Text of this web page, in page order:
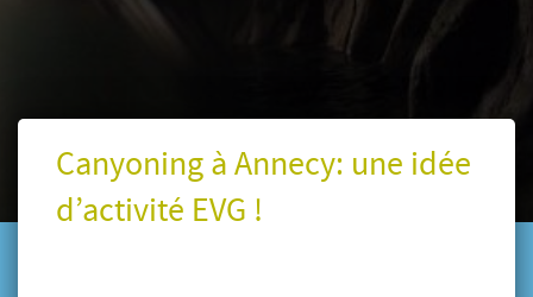
Canyoning à Annecy: une idée
d’activité EVG !